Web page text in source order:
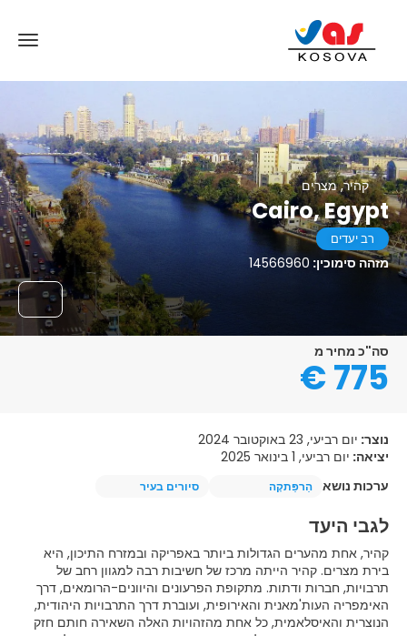
קהיר, מצרים
Cairo, Egypt
רב יעדים
מזהה סימוכין: 14566960
סה"כ מחיר מ
775 €
נוצר: יום רביעי, 23 באוקטובר 2024
יציאה: יום רביעי, 1 בינואר 2025
ערכות נושא
הַרפַּתקָה סיורים בעיר
לגבי היעד
קהיר, אחת מהערים הגדולות ביותר באפריקה ובמזרח התיכון, היא
בירת מצרים. קהיר הייתה מרכז של חשיבות רבה למגוון רחב של
תרבויות, חברות ודתות. מתקופת הפרעונים והיוונים-הרומאים, דרך
האימפריה העות'מאנית והאירופית, ועוברת דרך התרבויות היהודית,
הנוצרית והאיסלאמית, כל אחת מהזהויות האלה השאירה חותם חזק